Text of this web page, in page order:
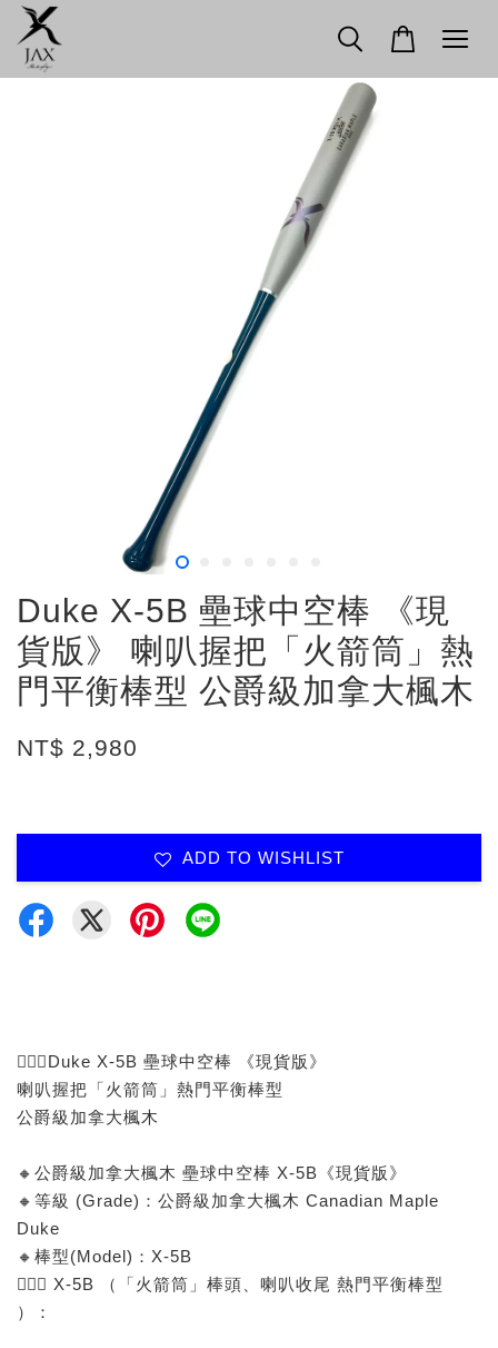
Duke X-5B 壘球中空棒 《現
貨版》 喇叭握把「火箭筒」熱
門平衡棒型 公爵級加拿大楓木
NT$ 2,980
ADD TO WISHLIST
🙅🏻‍♂️Duke X-5B 壘球中空棒 《現貨版》
喇叭握把「火箭筒」熱門平衡棒型
公爵級加拿大楓木
🔸公爵級加拿大楓木 壘球中空棒 X-5B《現貨版》
🔸等級 (Grade)：公爵級加拿大楓木 Canadian Maple
Duke
🔸棒型(Model)：X-5B
🙅🏻‍♂️ X-5B （「火箭筒」棒頭、喇叭收尾 熱門平衡棒型
）：